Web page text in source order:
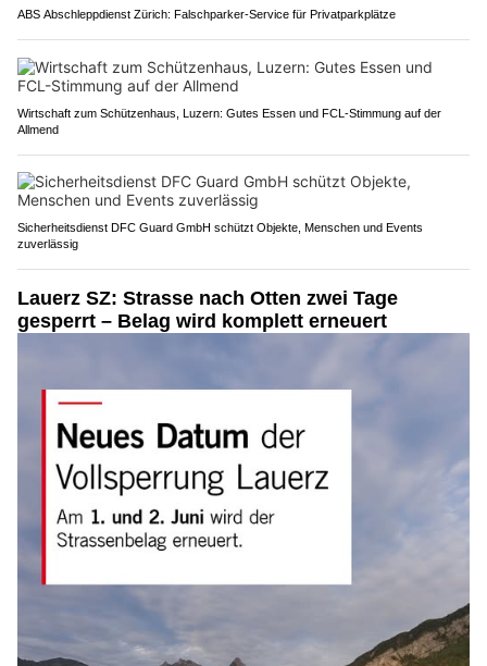
ABS Abschleppdienst Zürich: Falschparker-Service für Privatparkplätze
Wirtschaft zum Schützenhaus, Luzern: Gutes Essen und FCL-Stimmung auf der
Allmend
Sicherheitsdienst DFC Guard GmbH schützt Objekte, Menschen und Events
zuverlässig
Lauerz SZ: Strasse nach Otten zwei Tage
gesperrt – Belag wird komplett erneuert